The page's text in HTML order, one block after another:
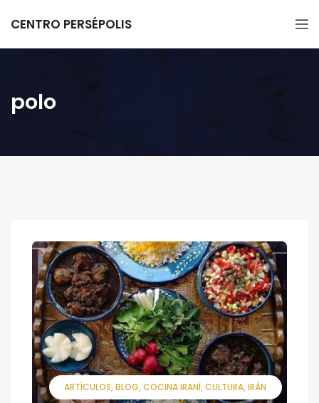
CENTRO PERSÉPOLIS
polo
ARTÍCULOS BLOG COCINA IRANÍ CULTURA IRÁN